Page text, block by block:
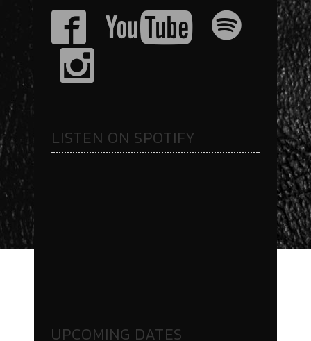
LISTEN ON SPOTIFY
UPCOMING DATES